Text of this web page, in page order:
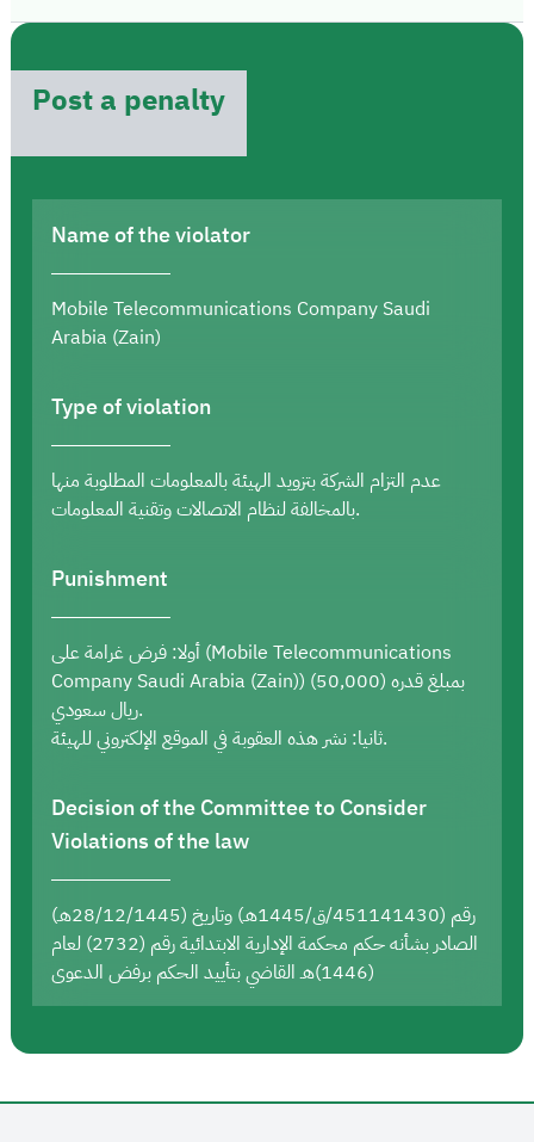
Post a penalty
Name of the violator
Mobile Telecommunications Company Saudi
Arabia (Zain)
Type of violation
عدم التزام الشركة بتزويد الهيئة بالمعلومات المطلوبة منها
بالمخالفة لنظام الاتصالات وتقنية المعلومات.
Punishment
أولا: فرض غرامة على (Mobile Telecommunications
Company Saudi Arabia (Zain)) بمبلغ قدره (50,000)
ريال سعودي.
ثانيا: نشر هذه العقوبة في الموقع الإلكتروني للهيئة.
Decision of the Committee to Consider
Violations of the law
رقم (451141430/ق/1445هـ) وتاريخ (28/12/1445هـ)
الصادر بشأنه حكم محكمة الإدارية الابتدائية رقم (2732) لعام
(1446)هـ القاضي بتأييد الحكم برفض الدعوى